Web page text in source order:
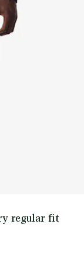
regular fit